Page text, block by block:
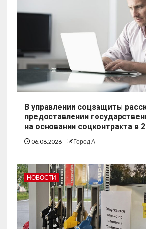
В управлении соцзащиты
предоставлении
на основании соцконтракта в
06.08.2026 Город А
НОВОСТИ